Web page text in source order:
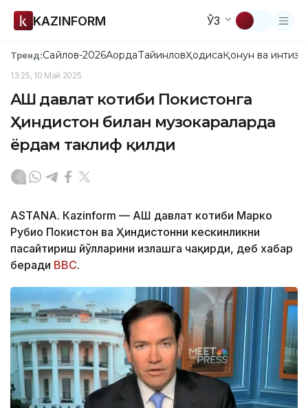
KAZINFORM ЎЗ
Тренд:Сайлов-2026АқордаТайинловҲодисаҚонун ва
13:25, 10 Май 2025
АҚШ давлат котиби Покистонга
Ҳиндистон билан музокараларда
ёрдам таклиф қилди
ASTANА. Кazinform — АҚШ давлат котиби Марко
Рубио Покистон ва Ҳиндистонни кескинликни
пасайтириш йўлларини излашга чақирди, деб хабар
беради BBC.